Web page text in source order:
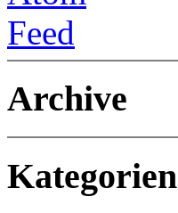
Archive
Kategorien